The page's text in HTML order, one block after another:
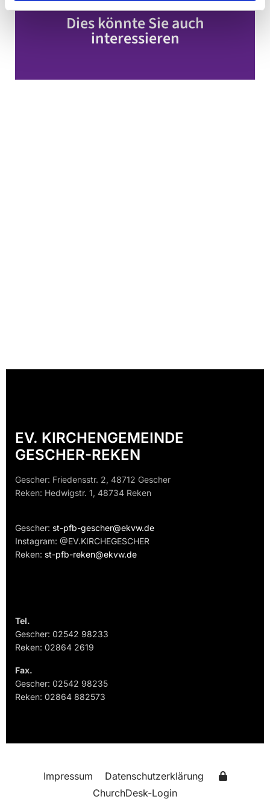
Dies könnte Sie auch
interessieren
EV. KIRCHENGEMEINDE
GESCHER-REKEN
Gescher: Friedensstr. 2, 48712 Gescher
Reken: Hedwigstr. 1, 48734 Reken
Gescher: st-pfb-gescher@ekvw.de
Instagram: @EV.KIRCHEGESCHER
Reken: st-pfb-reken@ekvw.de
Tel.
Gescher: 02542 98233
Reken: 02864 2619
Fax.
Gescher: 02542 98235
Reken: 02864 882573
Impressum
Datenschutzerklärung
ChurchDesk-Login